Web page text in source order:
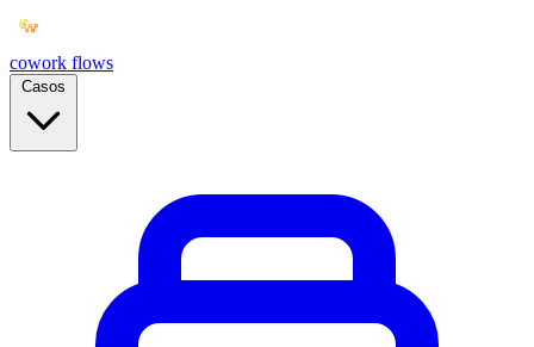
cowork flows